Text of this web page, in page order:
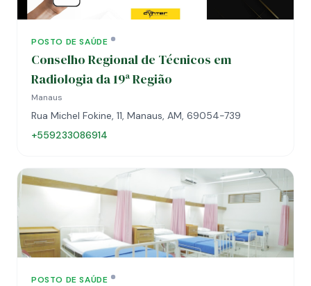
POSTO DE SAÚDE
Conselho Regional de Técnicos em
Radiologia da 19ª Região
Manaus
Rua Michel Fokine, 11, Manaus, AM, 69054-739
+559233086914
POSTO DE SAÚDE